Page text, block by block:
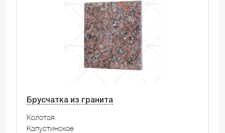
Брусчатка из гранита
Колотая
Капустинское